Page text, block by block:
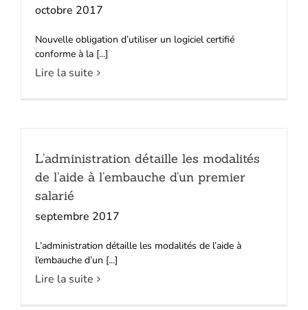
octobre 2017
Nouvelle obligation d’utiliser un logiciel certifié
conforme à la [...]
Lire la suite
L’administration détaille les modalités
de l’aide à l’embauche d’un premier
salarié
septembre 2017
L’administration détaille les modalités de l’aide à
l’embauche d’un [...]
Lire la suite